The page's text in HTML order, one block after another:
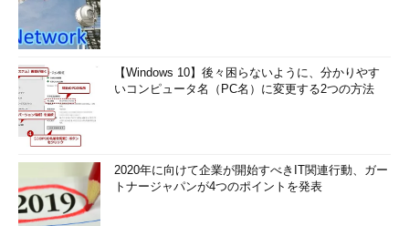
【Windows 10】後々困らないように、分かりやす
いコンピュータ名（PC名）に変更する2つの方法
2020年に向けて企業が開始すべきIT関連行動、ガー
トナージャパンが4つのポイントを発表